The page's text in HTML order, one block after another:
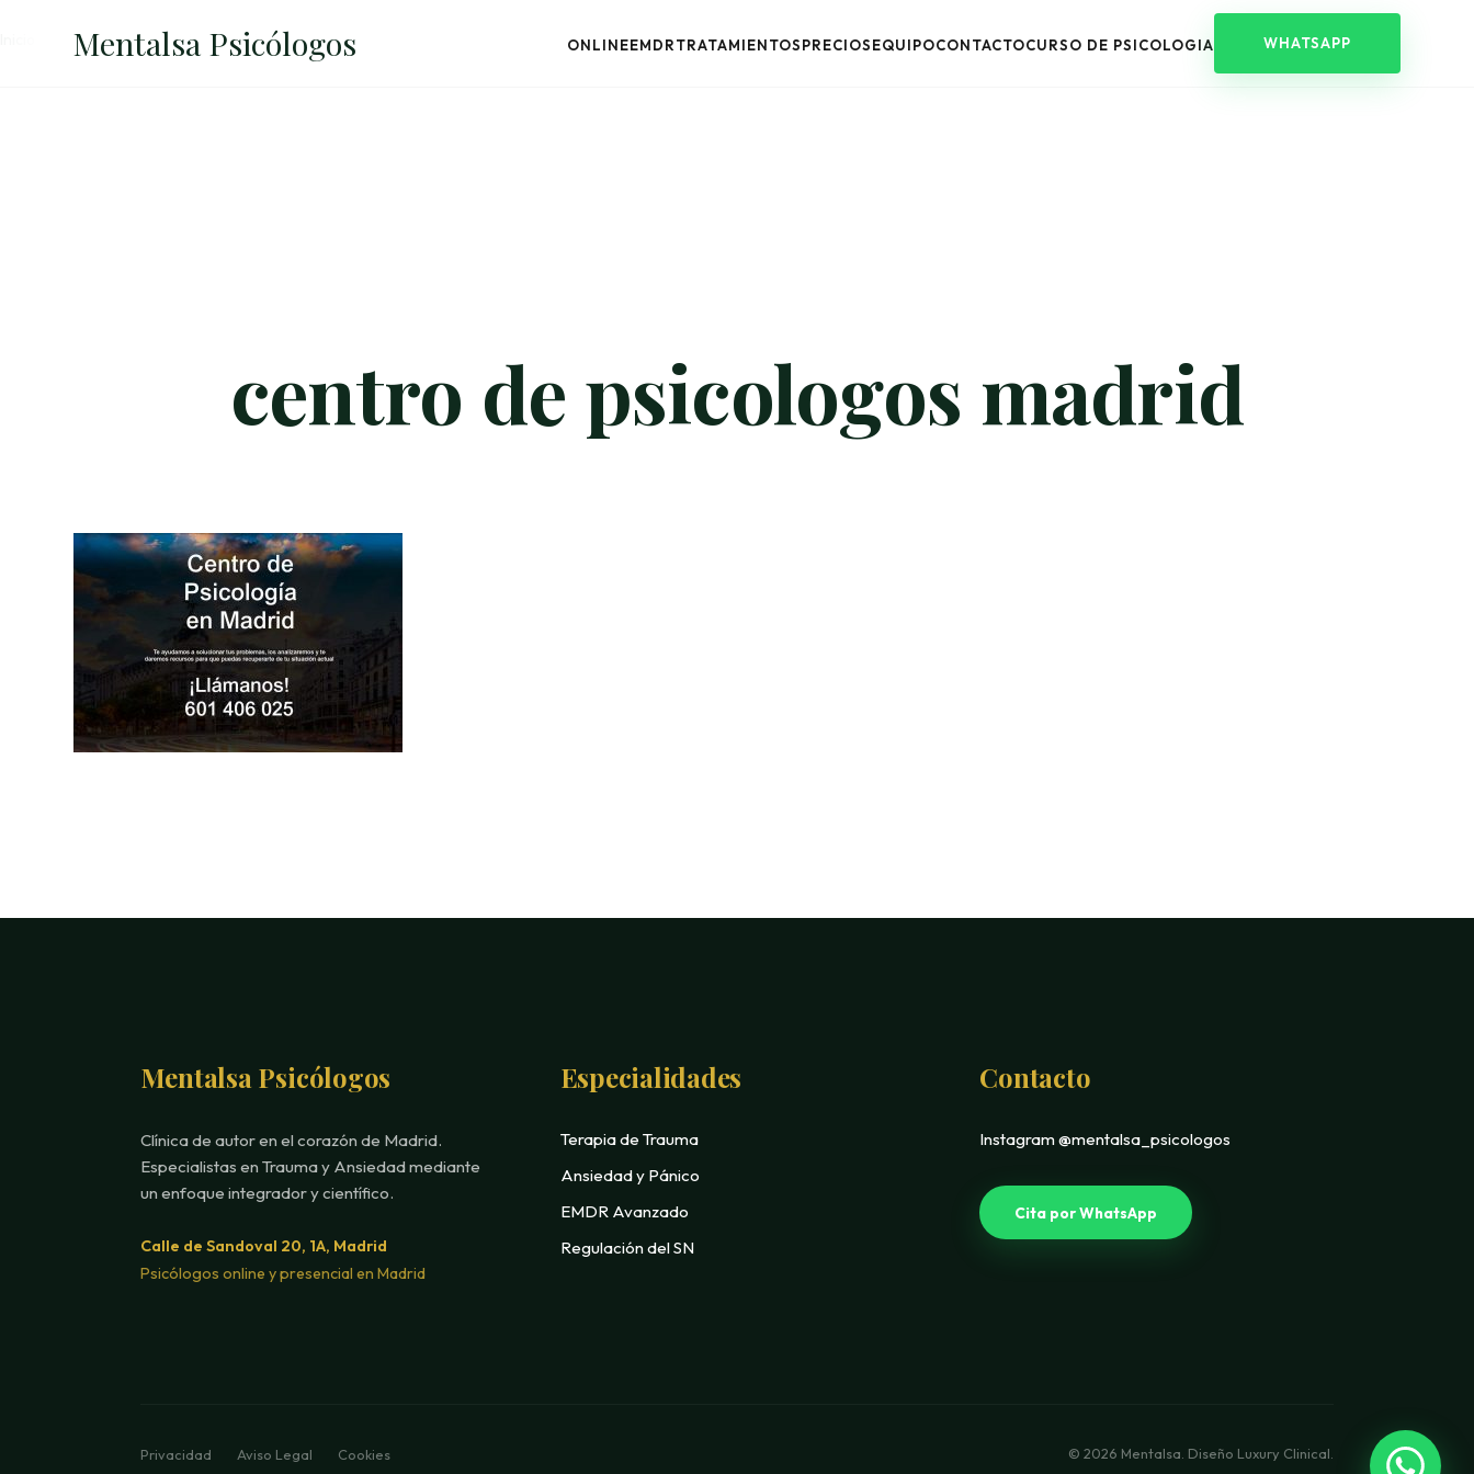
centro de psicologos madrid
Mentalsa Psicólogos ONLINEEMDRTRATAMIENTOSPRECIOSEQUIPOCONTACTOCURSO DE PSICOLOGIA WHATSAPP
centro de psicologos madrid
Mentalsa Psicólogos
Clínica de autor en el corazón de Madrid.
Especialistas en Trauma y Ansiedad mediante
un enfoque integrador y científico.
Calle de Sandoval 20, 1A, Madrid
Psicólogos online y presencial en Madrid
Especialidades
Terapia de Trauma
Ansiedad y Pánico
EMDR Avanzado
Regulación del SN
Contacto
Instagram @mentalsa_psicologos
Cita por WhatsApp
Privacidad Aviso Legal Cookies © 2026 Mentalsa. Diseño Luxury Clinical.